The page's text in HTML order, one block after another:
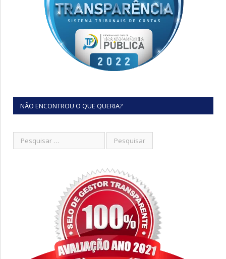
NÃO ENCONTROU O QUE QUERIA?